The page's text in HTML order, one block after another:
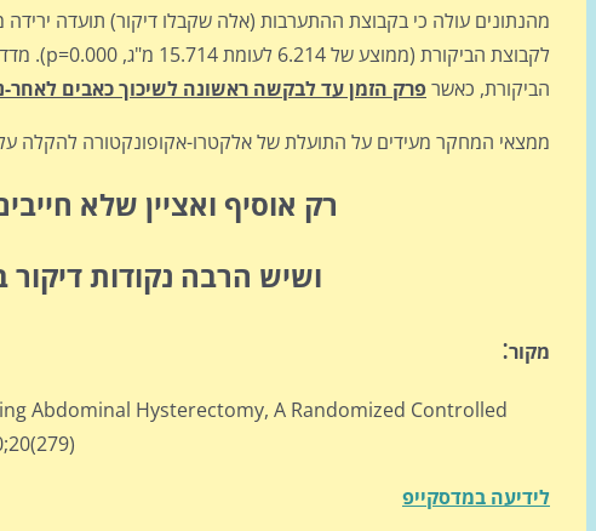
לקבוצת הביקורת (ממוצע של 6.214 לעומת 15.714 מ"ג, p=0.000). מדדי כאב לאחר-ניתוח היו
הביקורת, כאשרפרק הזמן עד לבקשה ראשונה לשיכוך כאבים לאחר-
ממצאי המחקר מעידים על התועלת של אלקטרו-אקופונקטורה להקלה על
רק אוסיף ואציין שלא
ושיש הרבה נקודות
מקור:
Abdominal Hysterectomy, A Randomized Controlled
לידיעה במדסקייפ